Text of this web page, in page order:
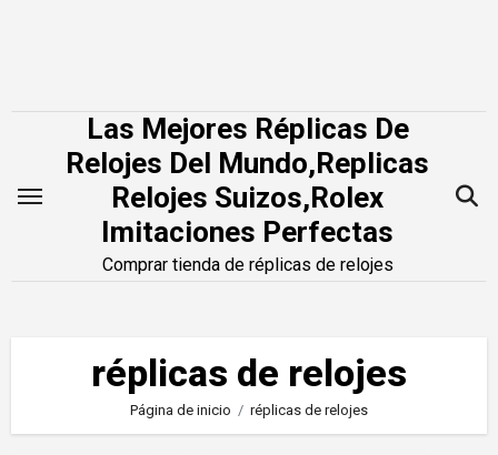
Las Mejores Réplicas De
Relojes Del Mundo,Replicas
Relojes Suizos,Rolex
Imitaciones Perfectas
Comprar tienda de réplicas de relojes
réplicas de relojes
Página de inicio réplicas de relojes